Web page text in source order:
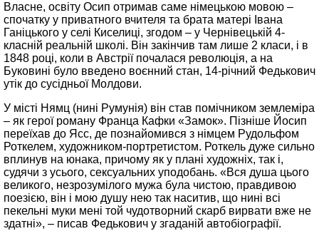
Власне, освіту Осип отримав саме німецькою мовою –
спочатку у приватного вчителя та брата матері Івана
Ганіцького у селі Киселиці, згодом – у Чернівецькій 4-
класній реальній школі. Він закінчив там лише 2 класи, і в
1848 році, коли в Австрії почалася революція, а на
Буковині було введено воєнний стан, 14-річний Федькович
утік до сусідньої Молдови.
У місті Нямц (нині Румунія) він став помічником землеміра
– як герої роману Франца Кафки «Замок». Пізніше Йосип
переїхав до Ясс, де познайомився з німцем Рудольфом
Роткелем, художником-портретистом. Роткель дуже сильно
вплинув на юнака, причому як у плані художніх, так і,
судячи з усього, сексуальних уподобань. «Вся душа цього
великого, незрозумілого мужа була чистою, правдивою
поезією, він і мою душу нею так наситив, що нині всі
пекельні муки мені той чудотворний скарб вирвати вже не
здатні», – писав Федькович у згаданій автобіографії.